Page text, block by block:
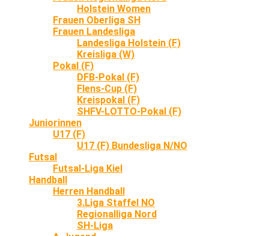
Holstein Women
Frauen Oberliga SH
Frauen Landesliga
Landesliga Holstein (F)
Kreisliga (W)
Pokal (F)
DFB-Pokal (F)
Flens-Cup (F)
Kreispokal (F)
SHFV-LOTTO-Pokal (F)
Juniorinnen
U17 (F)
U17 (F) Bundesliga N/NO
Futsal
Futsal-Liga Kiel
Handball
Herren Handball
3.Liga Staffel NO
Regionalliga Nord
SH-Liga